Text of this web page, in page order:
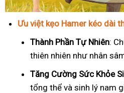
Ưu việt kẹo Hamer kéo dài
Thành Phần Tự Nhiên:
thiên nhiên như nhân
Tăng Cường Sức Khỏe
tổng thể và sinh lý nam